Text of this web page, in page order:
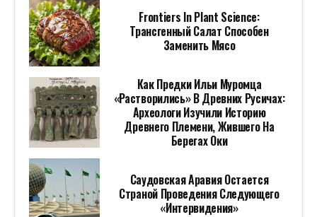
Frontiers In Plant Science:
Трансгенный Салат Способен
Заменить Мясо
Как Предки Ильи Муромца
«растворились» В Древних Русичах:
Археологи Изучили Историю
Древнего Племени, Жившего На
Берегах Оки
Саудовская Аравия Остается
Страной Проведения Следующего
«Интервидения»